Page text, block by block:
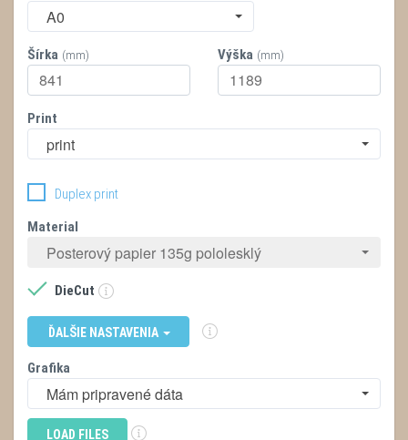
A0
Šírka (mm) Výška (mm)
Print
print
Duplex print
Material
Posterový papier 135g pololesklý
DieCut
ĎALŠIE NASTAVENIA
Grafika
Mám pripravené dáta
LOAD FILES